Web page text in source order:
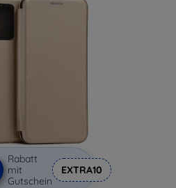
Rabatt
mit
Gutschein
EXTRA10